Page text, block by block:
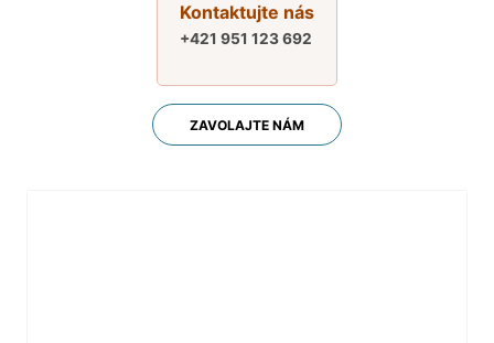
Kontaktujte nás
+421 951 123 692
ZAVOLAJTE NÁM